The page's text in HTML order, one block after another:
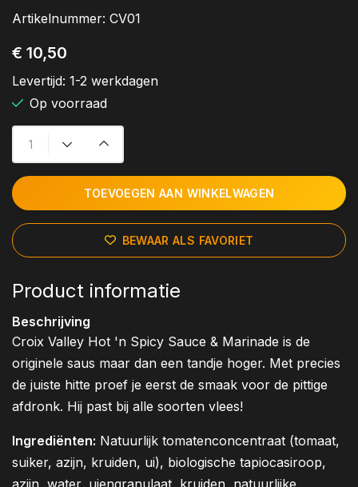
Artikelnummer: CV01
€ 10,50
Levertijd: 1-2 werkdagen
Op voorraad
TOEVOEGEN AAN WINKELWAGEN
BEWAAR ALS FAVORIET
Product informatie
Beschrijving
Croix Valley Hot 'n Spicy Sauce & Marinade is de
originele saus maar dan een tandje hoger. Met precies
de juiste hitte proef je eerst de smaak voor de pittige
afdronk. Hij past bij alle soorten vlees!
Ingrediënten: Natuurlijk tomatenconcentraat (tomaat,
suiker, azijn, kruiden, ui), biologische tapiocasiroop,
azijn, water, uiengranulaat, kruiden, natuurlijke